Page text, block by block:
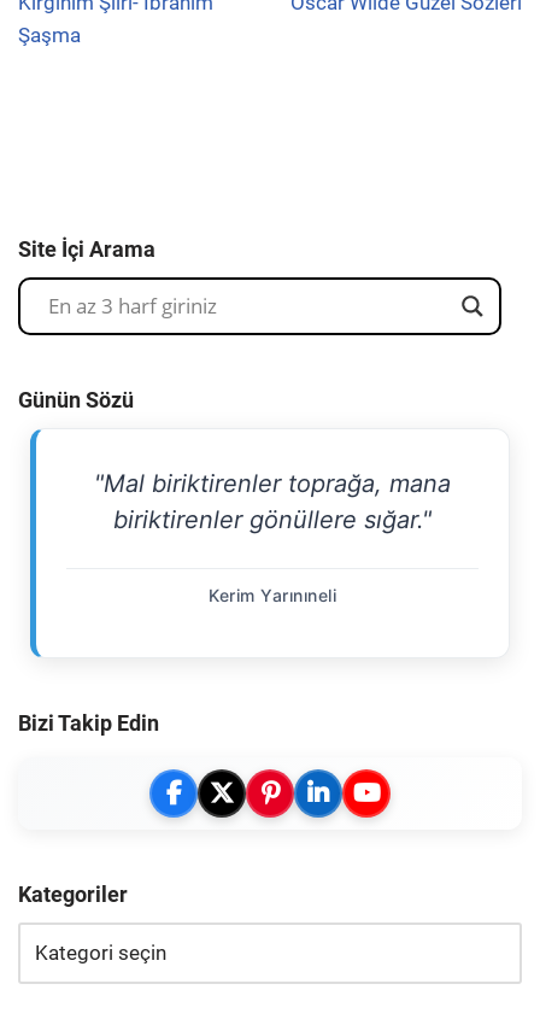
Şaşma
Site İçi Arama
Günün Sözü
"Mal biriktirenler toprağa, mana
biriktirenler gönüllere sığar."
Kerim Yarınıneli
Bizi Takip Edin
Kategoriler